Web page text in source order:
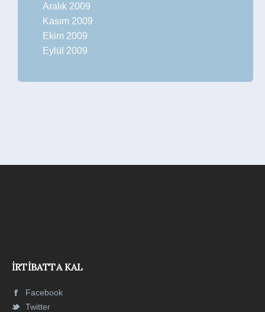
Aralık 2009
Kasım 2009
Ekim 2009
Eylül 2009
İRTIBATTA KAL
Facebook
Twitter